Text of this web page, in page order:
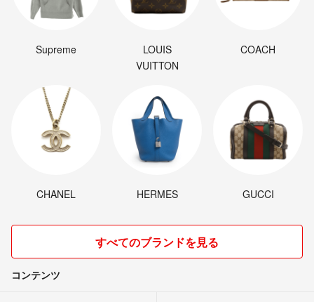
Supreme
LOUIS
VUITTON
COACH
CHANEL HERMES GUCCI
すべてのブランドを見る
コンテンツ